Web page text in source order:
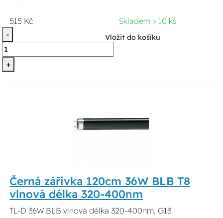
515 Kč
Skladem > 10 ks
-
+
Vložit do košíku
Černá zářivka 120cm 36W BLB T8
vlnová délka 320-400nm
TL-D 36W BLB vlnová délka 320-400nm, G13